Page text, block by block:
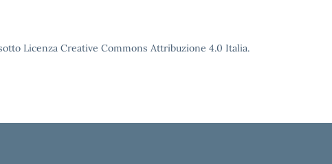
Licenza Creative Commons Attribuzione 4.0 Italia.